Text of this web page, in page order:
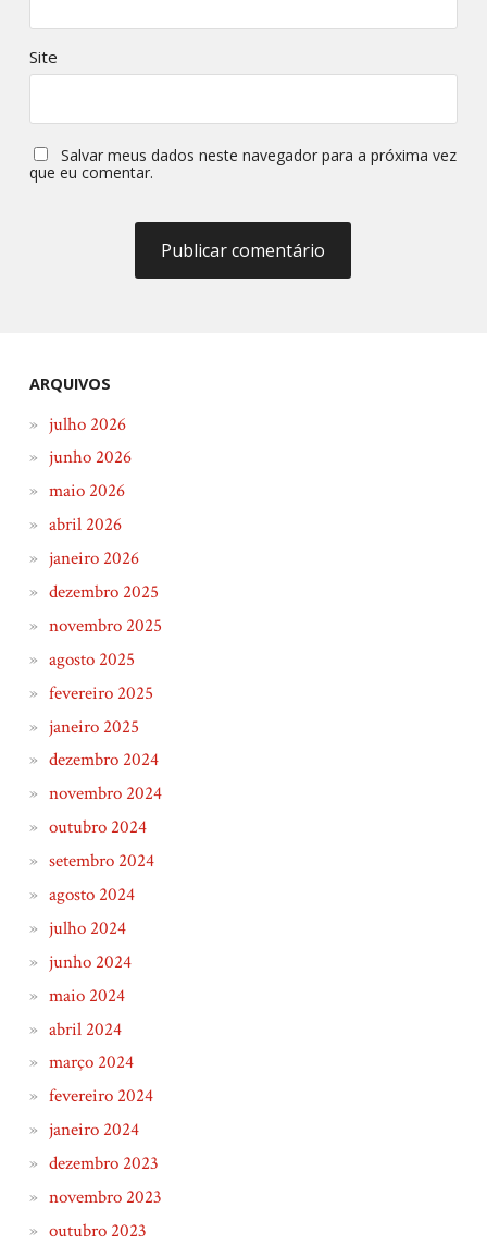
Site
Salvar meus dados neste navegador para a próxima vez
que eu comentar.
ARQUIVOS
julho 2026
junho 2026
maio 2026
abril 2026
janeiro 2026
dezembro 2025
novembro 2025
agosto 2025
fevereiro 2025
janeiro 2025
dezembro 2024
novembro 2024
outubro 2024
setembro 2024
agosto 2024
julho 2024
junho 2024
maio 2024
abril 2024
março 2024
fevereiro 2024
janeiro 2024
dezembro 2023
novembro 2023
outubro 2023